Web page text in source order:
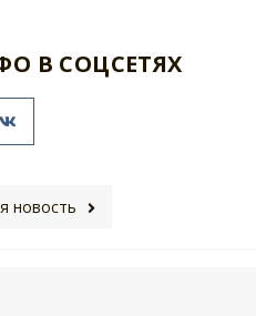
В СОЦСЕТЯХ
новость